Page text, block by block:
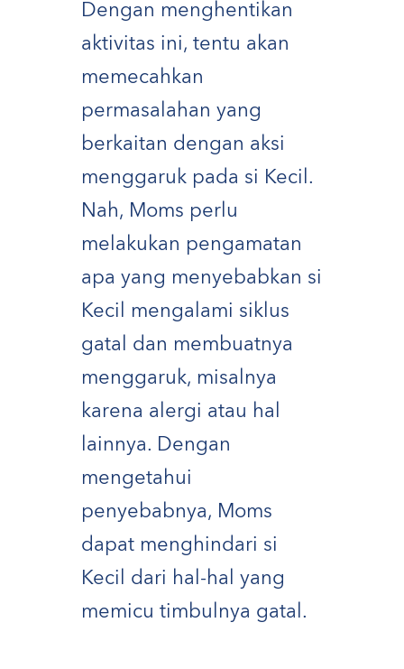
Dengan menghentikan
aktivitas ini, tentu akan
memecahkan
permasalahan yang
berkaitan dengan aksi
menggaruk pada si Kecil.
Nah, Moms perlu
melakukan pengamatan
apa yang menyebabkan si
Kecil mengalami siklus
gatal dan membuatnya
menggaruk, misalnya
karena alergi atau hal
lainnya. Dengan
mengetahui
penyebabnya, Moms
dapat menghindari si
Kecil dari hal-hal yang
memicu timbulnya gatal.